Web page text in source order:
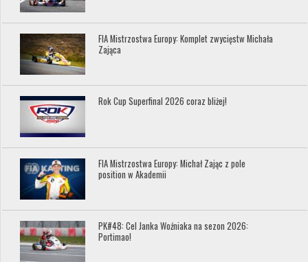
FIA Mistrzostwa Europy: Komplet zwycięstw Michała
Zająca
Rok Cup Superfinal 2026 coraz bliżej!
FIA Mistrzostwa Europy: Michał Zając z pole
position w Akademii
PK#48: Cel Janka Woźniaka na sezon 2026:
Portimao!